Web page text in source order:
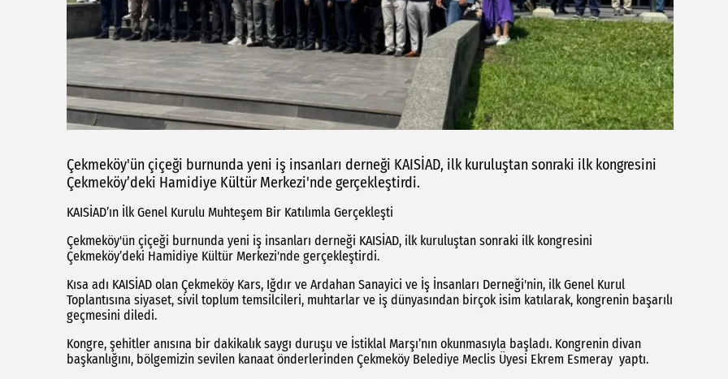
Çekmeköy'ün çiçeği burnunda yeni iş insanları derneği KAISİAD, ilk kuruluştan sonraki ilk kongresini
Çekmeköy’deki Hamidiye Kültür Merkezi'nde gerçekleştirdi.
KAISİAD’ın İlk Genel Kurulu Muhteşem Bir Katılımla Gerçekleşti
Çekmeköy'ün çiçeği burnunda yeni iş insanları derneği KAISİAD, ilk kuruluştan sonraki ilk kongresini
Çekmeköy’deki Hamidiye Kültür Merkezi'nde gerçekleştirdi.
Kısa adı KAISİAD olan Çekmeköy Kars, Iğdır ve Ardahan Sanayici ve İş İnsanları Derneği'nin, ilk Genel Kurul
Toplantısına siyaset, sivil toplum temsilcileri, muhtarlar ve iş dünyasından birçok isim katılarak, kongrenin başarılı
geçmesini diledi.
Kongre, şehitler anısına bir dakikalık saygı duruşu ve İstiklal Marşı’nın okunmasıyla başladı. Kongrenin divan
başkanlığını, bölgemizin sevilen kanaat önderlerinden Çekmeköy Belediye Meclis Üyesi Ekrem Esmeray yaptı.